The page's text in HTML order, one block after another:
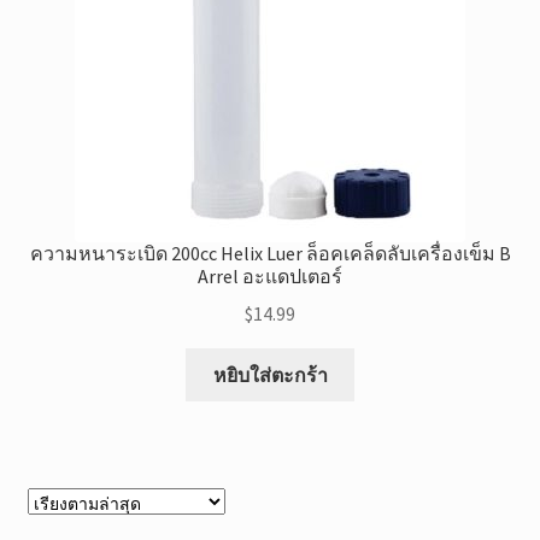
ความหนาระเบิด 200cc Helix Luer ล็อคเคล็ดลับเครื่องเข็ม B
Arrel อะแดปเตอร์
$14.99
หยิบใส่ตะกร้า